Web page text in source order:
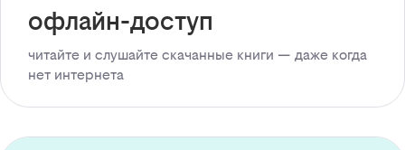
офлайн-доступ
читайте и слушайте скачанные книги — даже когда
нет интернета